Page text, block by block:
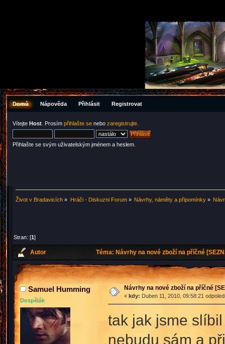
Domů Nápověda Přihlásit Registrovat
Vítejte Host . Prosím přihlašte se nebo zaregistrujte
Přihlašte se svým uživatelským jménem a heslem.
Život v Bradavicích » Hráči - Diskuzni Forum» Návrhy, náměty a připomínky»
Stran: [1]
Autor Téma: Návrhy na nové zboží na příčné
Samuel Humming
Dospělák
Návrhy na nové zboží na příčné
« kdy: Duben 11, 2010, 09:58:21
tak jak jsme
nebudu sám a